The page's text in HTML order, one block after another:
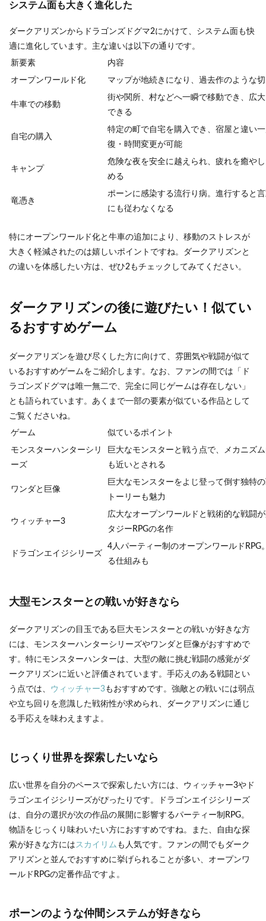
システム面も大きく進化した
ダークアリズンからドラゴンズドグマ2にかけて、システム面も快
適に進化しています。主な違いは以下の通りです。
新要素
内容
オープンワールド化 マップが地続きになり、過去作のような
牛車での移動
街や関所、村などへ一瞬で移動でき、広
できる
自宅の購入
特定の町で自宅を購入でき、宿屋と違い
復・時間変更が可能
キャンプ
危険な夜を安全に越えられ、疲れを癒や
める
竜憑き
ポーンに感染する流行り病。進行すると
にも従わなくなる
特にオープンワールド化と牛車の追加により、移動のストレスが
大きく軽減されたのは嬉しいポイントですね。ダークアリズンと
の違いを体感したい方は、ぜひ2もチェックしてみてください。
ダークアリズンの後に遊びたい！似てい
るおすすめゲーム
ダークアリズンを遊び尽くした方に向けて、雰囲気や戦闘が似て
いるおすすめゲームをご紹介します。なお、ファンの間では「ド
ラゴンズドグマは唯一無二で、完全に同じゲームは存在しない」
とも語られています。あくまで一部の要素が似ている作品として
ご覧くださいね。
ゲーム
似ているポイント
モンスターハンターシリ
ーズ
巨大なモンスターと戦う点で、メカニズ
も近いとされる
ワンダと巨像
巨大なモンスターをよじ登って倒す独特
トーリーも魅力
ウィッチャー3
広大なオープンワールドと戦術的な戦闘
タジーRPGの名作
ドラゴンエイジシリーズ
4人パーティー制のオープンワールドRPG
る仕組みも
大型モンスターとの戦いが好きなら
ダークアリズンの目玉である巨大モンスターとの戦いが好きな方
には、モンスターハンターシリーズやワンダと巨像がおすすめで
す。特にモンスターハンターは、大型の敵に挑む戦闘の感覚がダ
ークアリズンに近いと評価されています。手応えのある戦闘とい
う点では、 ウィッチャー3もおすすめです。強敵との戦いには弱点
や立ち回りを意識した戦術性が求められ、ダークアリズンに通じ
る手応えを味わえますよ。
じっくり世界を探索したいなら
広い世界を自分のペースで探索したい方には、ウィッチャー3やド
ラゴンエイジシリーズがぴったりです。ドラゴンエイジシリーズ
は、自分の選択が次の作品の展開に影響するパーティー制RPG。
物語をじっくり味わいたい方におすすめですね。また、自由な探
索が好きな方にはスカイリム も人気です。ファンの間でもダーク
アリズンと並んでおすすめに挙げられることが多い、オープンワ
ールドRPGの定番作品ですよ。
ポーンのような仲間システムが好きなら